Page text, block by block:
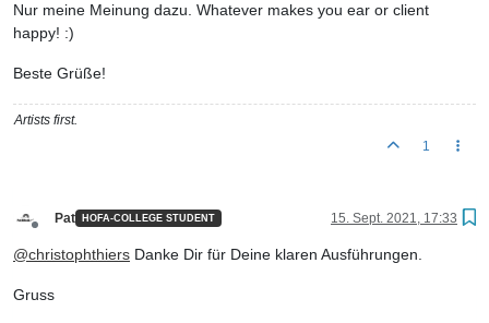
Nur meine Meinung dazu. Whatever makes you ear or client
happy! :)
Beste Grüße!
Artists first.
1
Pat HOFA-COLLEGE STUDENT 15. Sept. 2021, 17:33
@christophthiers Danke Dir für Deine klaren Ausführungen.
Gruss